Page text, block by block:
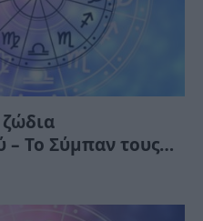
Το Σύμπαν τους